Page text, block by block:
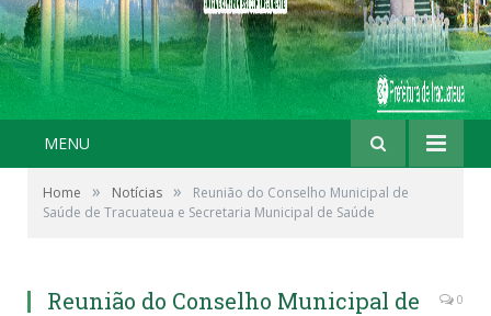
MENU
Home » Notícias »
Reunião do Conselho Municipal de
Saúde de Tracuateua e Secretaria Municipal de Saúde
Reunião do Conselho Municipal de
0